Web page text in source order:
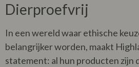
Dierproefvrij
In een wereld waar ethische
belangrijker worden, maakt
statement: al hun producten zijn